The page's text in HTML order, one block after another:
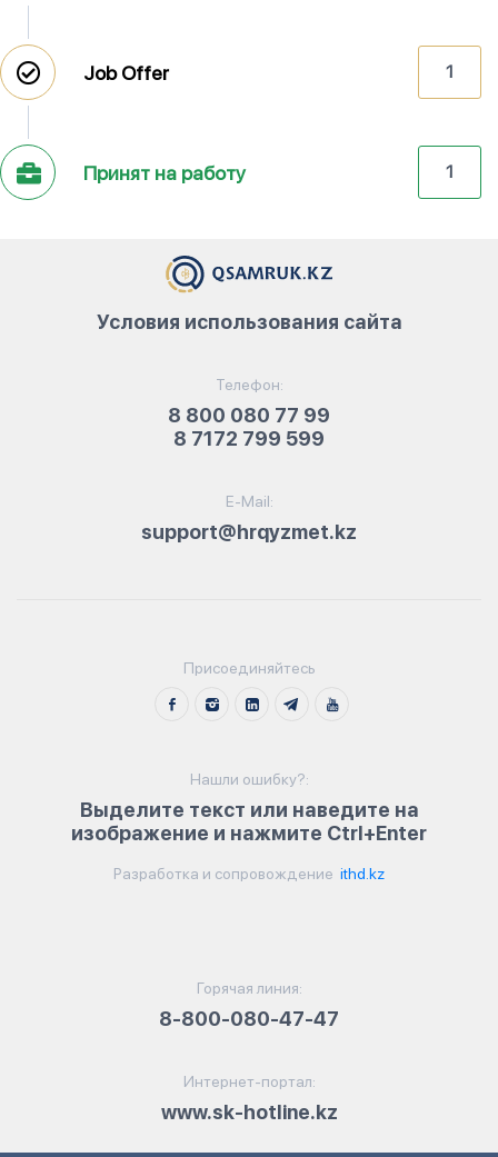
Job Offer 1
Принят на работу 1
Телефон:
8 800 080 77 99
8 7172 799 599
E-Mail:
support@hrqyzmet.kz
Условия использования сайта
Присоединяйтесь
Нашли ошибку?:
Выделите текст или наведите на
изображение и нажмите Ctrl+Enter
Разработка и сопровождение ithd.kz
Горячая линия:
8-800-080-47-47
Интернет-портал:
www.sk-hotline.kz